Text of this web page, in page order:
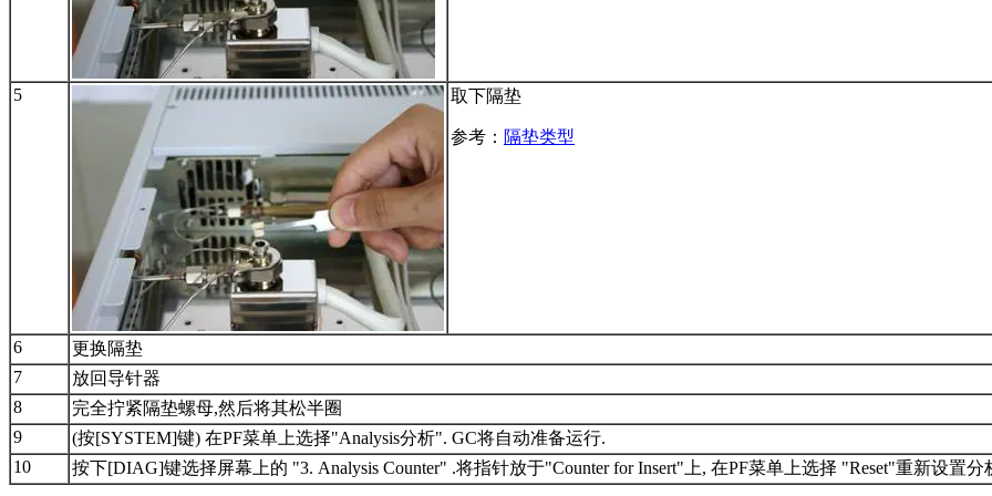
5 取下隔垫
参考： 隔垫类型
6
更换隔垫
7
放回导针器
8
完全拧紧隔垫螺母,然后将其松半圈
9
(按[SYSTEM]键) 在PF菜单上选择"Analysis分析". GC将自动准备运行.
10
按下[DIAG]键选择屏幕上的 "3. Analysis Counter" .将指针放于"Counter for Insert"上, 在PF菜单上选择 "Reset"重新设置分